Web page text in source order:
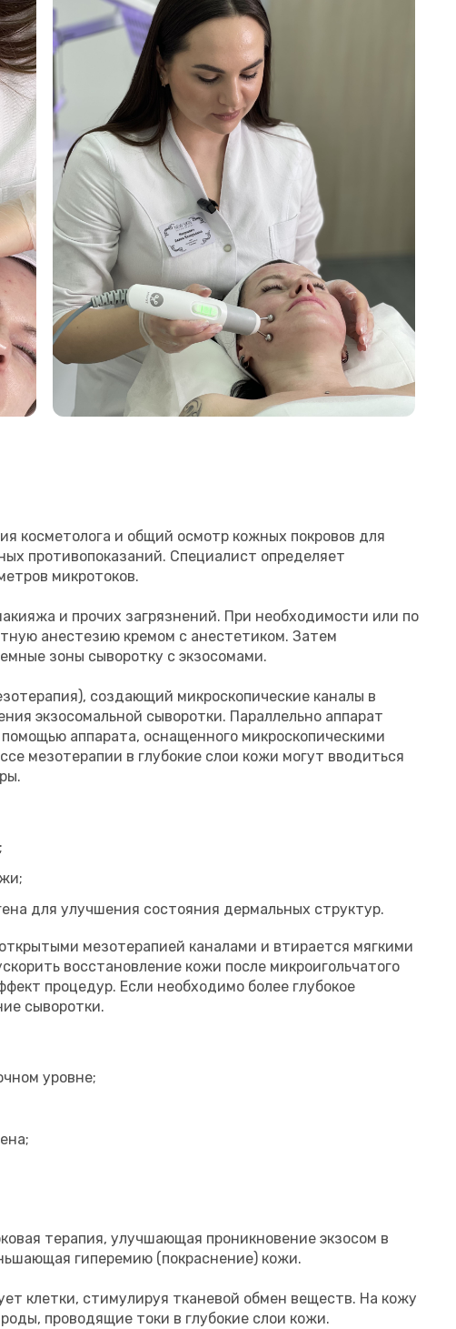
косметолога и общий осмотр кожных покровов для
противопоказаний. Специалист определяет
микротоков.
и прочих загрязнений. При необходимости или по
анестезию кремом с анестетиком. Затем
зоны сыворотку с экзосомами.
создающий микроскопические каналы в
экзосомальной сыворотки. Параллельно аппарат
аппарата, оснащенного микроскопическими
мезотерапии в глубокие слои кожи могут вводиться
для улучшения состояния дермальных структур.
мезотерапией каналами и втирается мягкими
восстановление кожи после микроигольчатого
процедур. Если необходимо более глубокое
сыворотки.
уровне;
терапия, улучшающая проникновение экзосом в
гиперемию (покраснение) кожи.
клетки, стимулируя тканевой обмен веществ. На кожу
проводящие токи в глубокие слои кожи.